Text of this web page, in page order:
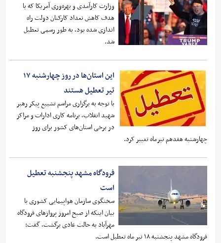
وزارت کارآمدی و بهره‌وری آمریکا که با
هدف کاهش تعداد کارکنان دولت راه
اندازی شده بود، به طور رسمی تعطیل
شد.
این استان‌ها در روز چهارشنبه ۱۷
تیر تعطیل هستند
با توجه به برگزاری مراسم تشییع پیکر رهبر
شهید انقلاب، برنامه کاری ادارات و مراکز
در برخی استان‌های کشور برای روز
چهارشنبه هفدهم تیرماه تغییر کرد.
فرودگاه مشهد پنجشنبه تعطیل
است
سخنگوی سازمان هواپیمایی کشوری با
بیان اینکه از صبح امروز پروازهای فرودگاه
مهرآباد به حالت عادی برگشت، گفت:
فرودگاه مشهد پنجشنبه ١٨ تیر ماه تعطیل است.